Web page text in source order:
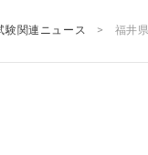
験関連ニュース 福井